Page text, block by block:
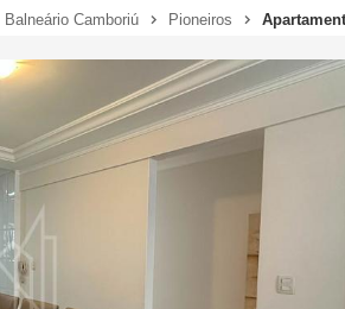
Balneário Camboriú Pioneiros